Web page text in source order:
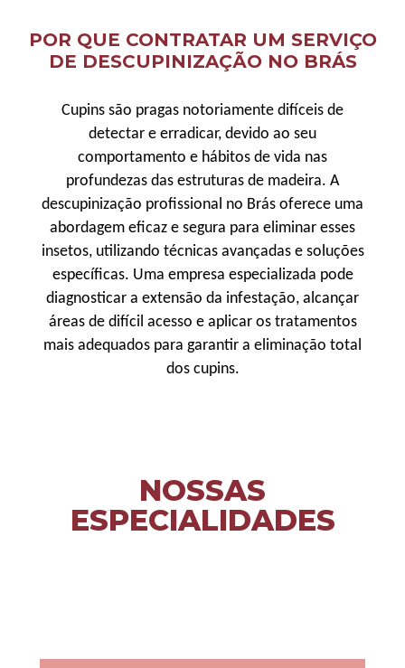
POR QUE CONTRATAR UM SERVIÇO
DE DESCUPINIZAÇÃO NO BRÁS
Cupins são pragas notoriamente difíceis de
detectar e erradicar, devido ao seu
comportamento e hábitos de vida nas
profundezas das estruturas de madeira. A
descupinização profissional no Brás oferece uma
abordagem eficaz e segura para eliminar esses
insetos, utilizando técnicas avançadas e soluções
específicas. Uma empresa especializada pode
diagnosticar a extensão da infestação, alcançar
áreas de difícil acesso e aplicar os tratamentos
mais adequados para garantir a eliminação total
dos cupins.
NOSSAS
ESPECIALIDADES